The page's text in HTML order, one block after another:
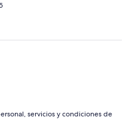
servicios y condiciones de